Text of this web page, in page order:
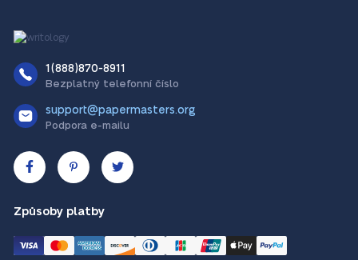
1(888)870-8911
Bezplatný telefonní číslo
support@papermasters.org
Podpora e-mailu
Způsoby platby